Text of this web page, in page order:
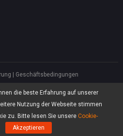
die beste Erfahrung auf unserer
Nutzung der Webseite stimmen
zu. Bitte lesen Sie unsere Cookie-
Akzeptieren
| Geschäftsbedingungen
V6B 2Z4
Centre, Harbour City, 5 Canton Road,
Tsui, Kowloon
Limited, Alle Rechte vorbehalten.